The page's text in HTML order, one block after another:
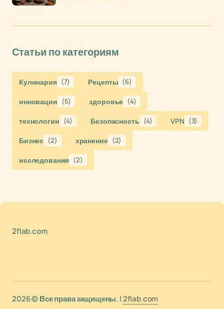
Статьи по категориям
Кулинария (7) Рецепты (6)
инновации (5) здоровье (4)
технологии (4) Безопасность (4) VPN (3)
Бизнес (2) хранение (2)
исследования (2)
2flab.com
2026 © Все права защищены. |2flab.com